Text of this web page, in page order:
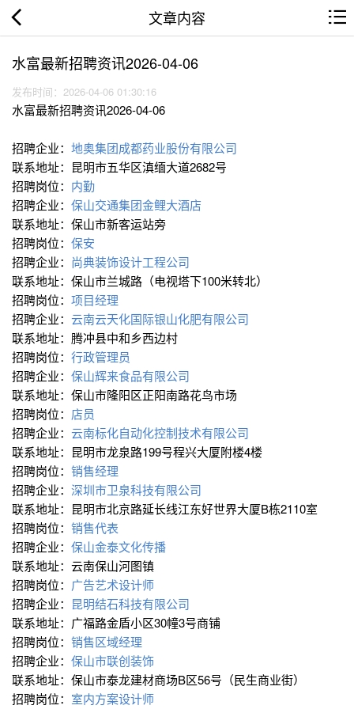
文章内容
水富最新招聘资讯2026-04-06
发布时间：2026-04-06 01:30:16
水富最新招聘资讯2026-04-06
招聘企业： 地奥集团成都药业股份有限公司
联系地址：昆明市五华区滇缅大道2682号
招聘岗位： 内勤
招聘企业： 保山交通集团金鲤大酒店
联系地址：保山市新客运站旁
招聘岗位： 保安
招聘企业： 尚典装饰设计工程公司
联系地址：保山市兰城路（电视塔下100米转北）
招聘岗位： 项目经理
招聘企业： 云南云天化国际银山化肥有限公司
联系地址：腾冲县中和乡西边村
招聘岗位： 行政管理员
招聘企业： 保山辉来食品有限公司
联系地址：保山市隆阳区正阳南路花鸟市场
招聘岗位： 店员
招聘企业： 云南标化自动化控制技术有限公司
联系地址：昆明市龙泉路199号程兴大厦附楼4楼
招聘岗位： 销售经理
招聘企业： 深圳市卫泉科技有限公司
联系地址：昆明市北京路延长线江东好世界大厦B栋2110室
招聘岗位： 销售代表
招聘企业： 保山金泰文化传播
联系地址：云南保山河图镇
招聘岗位： 广告艺术设计师
招聘企业： 昆明结石科技有限公司
联系地址：广福路金盾小区30幢3号商铺
招聘岗位： 销售区域经理
招聘企业： 保山市联创装饰
联系地址：保山市泰龙建材商场B区56号（民生商业街）
招聘岗位： 室内方案设计师